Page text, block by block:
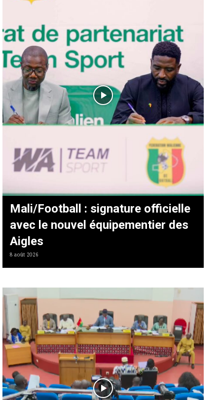
Mali/Football : signature officielle
avec le nouvel équipementier des
Aigles
8 août 2026